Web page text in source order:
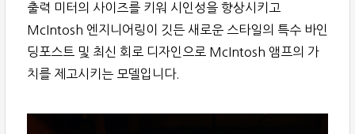
출력 미터의 사이즈를 키워 시인성을 향상시키고
McIntosh 엔지니어링이 깃든 새로운 스타일의 특수 바인
딩포스트 및 최신 회로 디자인으로 McIntosh 앰프의 가
치를 제고시키는 모델입니다.